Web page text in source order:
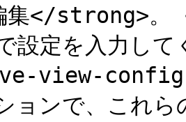
</strong>。
設定を入力し
view-
ョンで、これ